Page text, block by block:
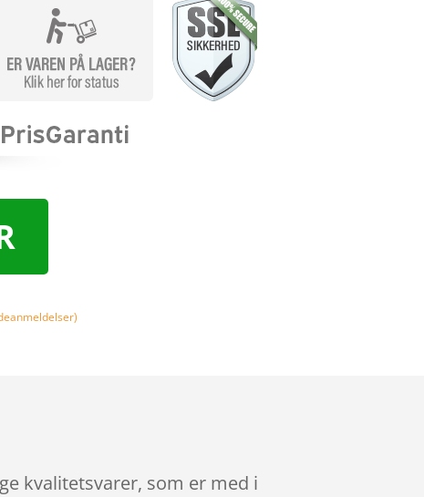
kvalitetsvarer, som er med i